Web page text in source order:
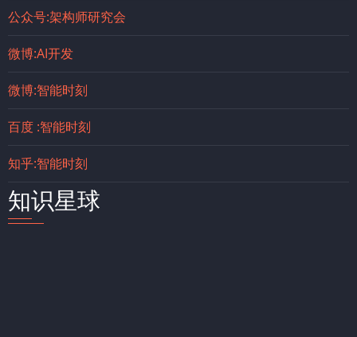
公众号:架构师研究会
微博:AI开发
微博:智能时刻
百度 :智能时刻
知乎:智能时刻
知识星球